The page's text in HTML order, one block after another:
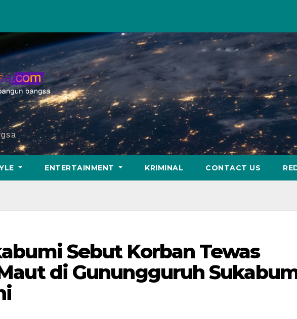
ENTERTAINMENT KRIMINAL CONTACT US
Sebut Korban Tewas
di Gunungguruh